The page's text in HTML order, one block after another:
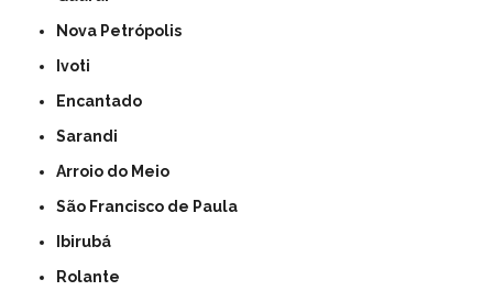
Nova Petrópolis
Ivoti
Encantado
Sarandi
Arroio do Meio
São Francisco de Paula
Ibirubá
Rolante